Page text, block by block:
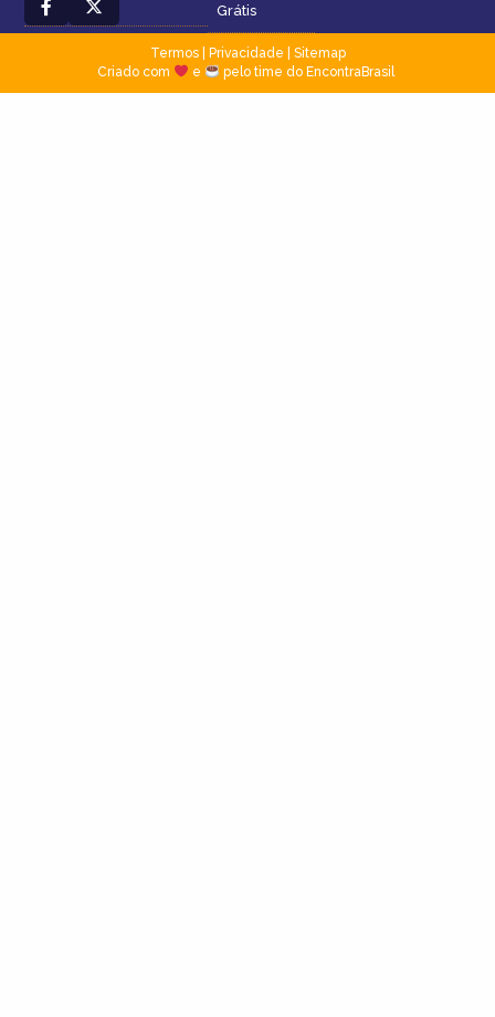
Grátis
Termos| Privacidade
Sitemap
Criado com
e pelo time do EncontraBrasil